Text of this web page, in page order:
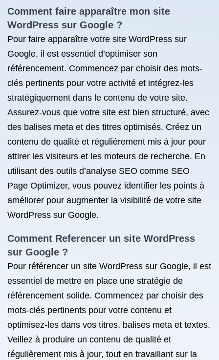
Comment faire apparaître mon site
WordPress sur Google ?
Pour faire apparaître votre site WordPress sur
Google, il est essentiel d’optimiser son
référencement. Commencez par choisir des mots-
clés pertinents pour votre activité et intégrez-les
stratégiquement dans le contenu de votre site.
Assurez-vous que votre site est bien structuré, avec
des balises meta et des titres optimisés. Créez un
contenu de qualité et régulièrement mis à jour pour
attirer les visiteurs et les moteurs de recherche. En
utilisant des outils d’analyse SEO comme SEO
Page Optimizer, vous pouvez identifier les points à
améliorer pour augmenter la visibilité de votre site
WordPress sur Google.
Comment Referencer un site WordPress
sur Google ?
Pour référencer un site WordPress sur Google, il est
essentiel de mettre en place une stratégie de
référencement solide. Commencez par choisir des
mots-clés pertinents pour votre contenu et
optimisez-les dans vos titres, balises meta et textes.
Veillez à produire un contenu de qualité et
régulièrement mis à jour, tout en travaillant sur la